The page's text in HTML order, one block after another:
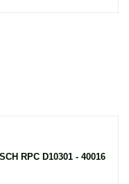
RPC D10301 - 40016